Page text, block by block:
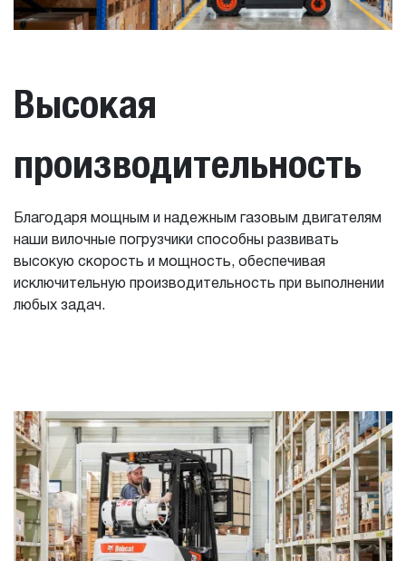
Высокая
производительность
Благодаря мощным и надежным газовым двигателям
наши вилочные погрузчики способны развивать
высокую скорость и мощность, обеспечивая
исключительную производительность при выполнении
любых задач.